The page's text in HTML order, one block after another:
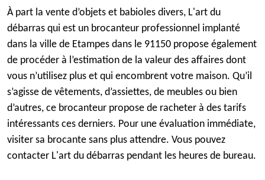
À part la vente d’objets et babioles divers, L'art du
débarras qui est un brocanteur professionnel implanté
dans la ville de Etampes dans le 91150 propose également
de procéder à l’estimation de la valeur des affaires dont
vous n’utilisez plus et qui encombrent votre maison. Qu’il
s’agisse de vêtements, d’assiettes, de meubles ou bien
d’autres, ce brocanteur propose de racheter à des tarifs
intéressants ces derniers. Pour une évaluation immédiate,
visiter sa brocante sans plus attendre. Vous pouvez
contacter L'art du débarras pendant les heures de bureau.